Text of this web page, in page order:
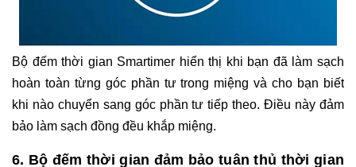
Bộ đếm thời gian Smartimer hiển thị khi bạn đã làm sạch
hoàn toàn từng góc phần tư trong miệng và cho bạn biết
khi nào chuyển sang góc phần tư tiếp theo. Điều này đảm
bảo làm sạch đồng đều khắp miệng.
6. Bộ đếm thời gian đảm bảo tuân thủ thời gian